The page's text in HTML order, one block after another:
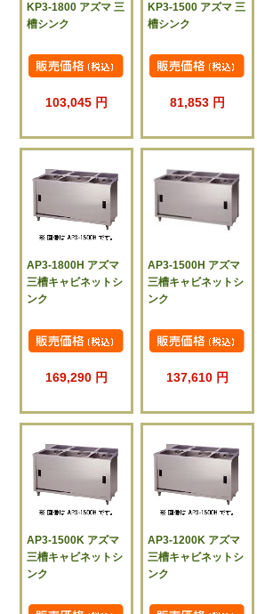
KP3-1800 アズマ 三
槽シンク
103,045 円
KP3-1500 アズマ 三
槽シンク
81,853 円
AP3-1800H アズマ
三槽キャビネットシ
ンク
169,290 円
AP3-1500H アズマ
三槽キャビネットシ
ンク
137,610 円
AP3-1500K アズマ
三槽キャビネットシ
ンク
AP3-1200K アズマ
三槽キャビネットシ
ンク